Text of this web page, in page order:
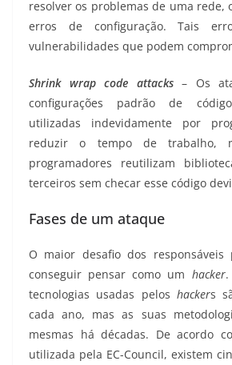
resolver os problemas de uma rede,
erros de configuração. Tais
vulnerabilidades que podem
Shrink wrap code attacks– Os
configurações padrão de
utilizadas indevidamente por
reduzir o tempo de trabalho,
programadores reutilizam
terceiros sem checar esse código
Fases de um ataque
O maior desafio dos responsáveis
conseguir pensar como um hacker.
tecnologias usadas pelos hackers
cada ano, mas as suas
mesmas há décadas. De acordo
utilizada pela EC-Council, existem